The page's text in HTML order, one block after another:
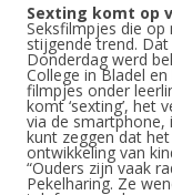
Sexting komt op
Seksfilmpjes die op
stijgende trend.
Donderdag werd
College in Bladel
filmpjes onder
komt ‘sexting’, het
via de smartphone,
kunt zeggen dat
ontwikkeling van
“Ouders zijn vaak
Pekelharing. Ze